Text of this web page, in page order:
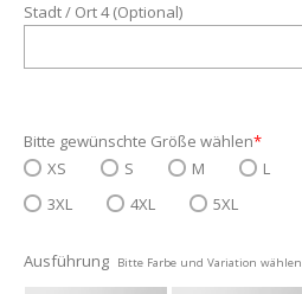
Stadt / Ort 4 (Optional)
Bitte gewünschte Größe wählen*
XS
S M L
3XL
4XL 5XL
Ausführung Bitte Farbe und Variation wählen